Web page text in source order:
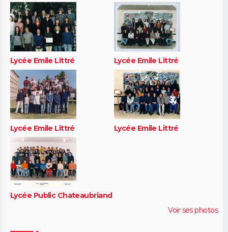
Lycée Emile Littré Lycée Emile Littré
Lycée Emile Littré Lycée Emile Littré
Lycée Public Chateaubriand
Voir ses photos